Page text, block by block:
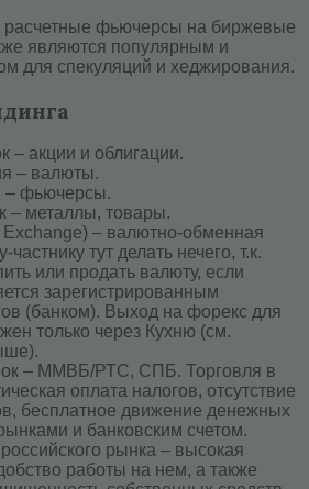
расчетные фьючерсы на биржевые
являются популярным и
для спекуляций и хеджирования.
– акции и облигации.
– валюты.
– фьючерсы.
– металлы, товары.
– валютно-обменная
тут делать нечего, т.к.
или продать валюту, если
зарегистрированным
(банком). Выход на форекс для
только через Кухню (см.
– ММВБ/РТС, СПБ. Торговля в
оплата налогов, отсутствие
бесплатное движение денежных
и банковским счетом.
рынка – высокая
работы на нем, а также